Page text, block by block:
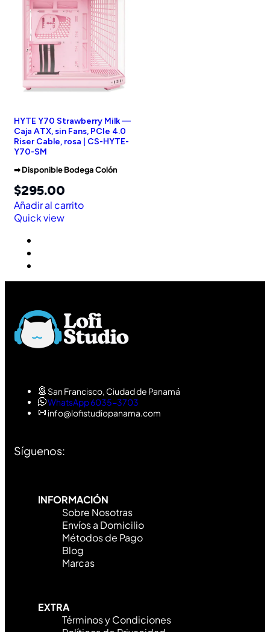
HYTE Y70 Strawberry Milk —
Caja ATX, sin Fans, PCIe 4.0
Riser Cable, rosa | CS-HYTE-
Y70-SM
➡︎ Disponible Bodega Colón
$295.00
Añadir al carrito
Quick view
San Francisco, Ciudad de Panamá
WhatsApp 6035-3703
info@lofistudiopanama.com
Síguenos:
INFORMACIÓN
Sobre Nosotras
Envíos a Domicilio
Métodos de Pago
Blog
Marcas
EXTRA
Términos y Condiciones